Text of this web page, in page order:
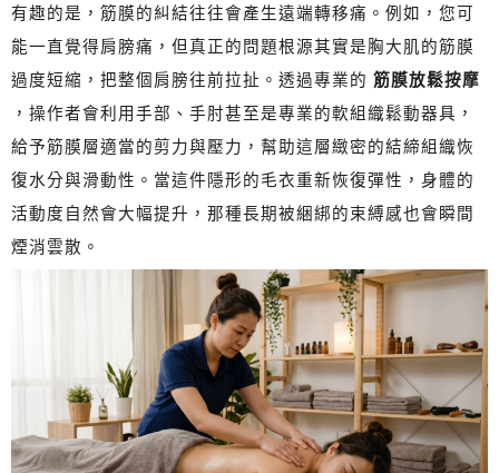
有趣的是，筋膜的糾結往往會產生遠端轉移痛。例如，您可
能一直覺得肩膀痛，但真正的問題根源其實是胸大肌的筋膜
過度短縮，把整個肩膀往前拉扯。透過專業的 筋膜放鬆按摩
，操作者會利用手部、手肘甚至是專業的軟組織鬆動器具，
給予筋膜層適當的剪力與壓力，幫助這層緻密的結締組織恢
復水分與滑動性。當這件隱形的毛衣重新恢復彈性，身體的
活動度自然會大幅提升，那種長期被綑綁的束縛感也會瞬間
煙消雲散。